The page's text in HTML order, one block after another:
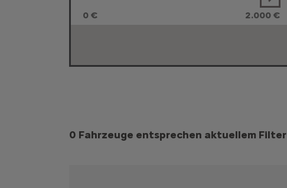
0 € 2.000 €
Suchergebnisse
0 Fahrzeuge entsprechen aktuellem Filter